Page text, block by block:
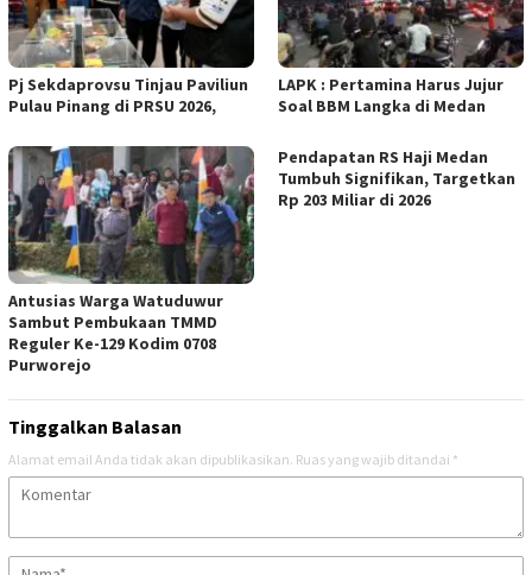
Pj Sekdaprovsu Tinjau Paviliun
Pulau Pinang di PRSU 2026,
LAPK : Pertamina Harus Jujur
Soal BBM Langka di Medan
Antusias Warga Watuduwur
Sambut Pembukaan TMMD
Reguler Ke-129 Kodim 0708
Purworejo
Pendapatan RS Haji Medan
Tumbuh Signifikan, Targetkan
Rp 203 Miliar di 2026
Tinggalkan Balasan
Alamat email Anda tidak akan dipublikasikan. Ruas yang wajib ditandai *